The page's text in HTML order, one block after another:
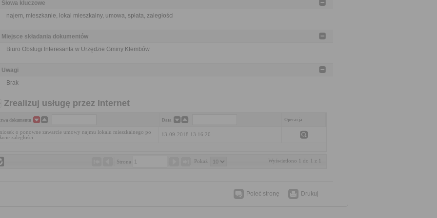
Słowa kluczowe
najem, mieszkanie, lokal mieszkalny, umowa, spłata, zaległości
Miejsce składania dokumentów
Biuro Obsługi Interesanta w Urzędzie Gminy Klembów
Uwagi
Brak
Zrealizuj usługę przez Internet
dokumentu Data Operacja
o ponowne zawarcie umowy najmu lokalu mieszkalnego po
zaległości
13-09-2018 13:16:20
Strona Pokaż Wyświetlono 1 do 1 z 1
Poleć stronę Drukuj